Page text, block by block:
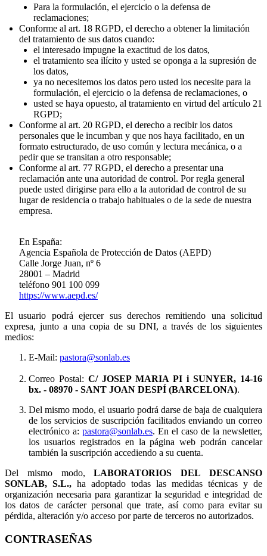
Para la formulación, el ejercicio o la defensa de
reclamaciones;
Conforme al art. 18 RGPD, el derecho a obtener la limitación
del tratamiento de sus datos cuando:
el interesado impugne la exactitud de los datos,
el tratamiento sea ilícito y usted se oponga a la supresión de
los datos,
ya no necesitemos los datos pero usted los necesite para la
formulación, el ejercicio o la defensa de reclamaciones, o
usted se haya opuesto, al tratamiento en virtud del artículo 21
RGPD;
Conforme al art. 20 RGPD, el derecho a recibir los datos
personales que le incumban y que nos haya facilitado, en un
formato estructurado, de uso común y lectura mecánica, o a
pedir que se transitan a otro responsable;
Conforme al art. 77 RGPD, el derecho a presentar una
reclamación ante una autoridad de control. Por regla general
puede usted dirigirse para ello a la autoridad de control de su
lugar de residencia o trabajo habituales o de la sede de nuestra
empresa.
En España:
Agencia Española de Protección de Datos (AEPD)
Calle Jorge Juan, nº 6
28001 – Madrid
teléfono 901 100 099
https://www.aepd.es/
El usuario podrá ejercer sus derechos remitiendo una solicitud
expresa, junto a una copia de su DNI, a través de los siguientes
medios:
E-Mail: pastora@sonlab.es
Correo Postal: C/ JOSEP MARIA PI i SUNYER, 14-16
bx. - 08970 - SANT JOAN DESPÍ (BARCELONA).
Del mismo modo, el usuario podrá darse de baja de cualquiera
de los servicios de suscripción facilitados enviando un correo
electrónico a: pastora@sonlab.es. En el caso de la newsletter,
los usuarios registrados en la página web podrán cancelar
también la suscripción accediendo a su cuenta.
Del mismo modo,LABORATORIOS DEL DESCANSO
SONLAB, S.L., ha adoptado todas las medidas técnicas y de
organización necesaria para garantizar la seguridad e integridad de
los datos de carácter personal que trate, así como para evitar su
pérdida, alteración y/o acceso por parte de terceros no autorizados.
CONTRASEÑAS